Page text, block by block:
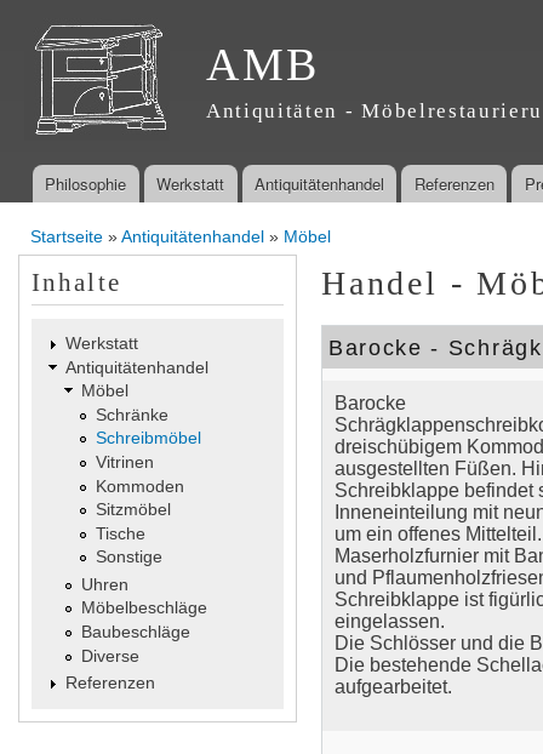
AMB
Antiquitäten -
Hauptmenü
Philosophie Werkstatt Antiquitätenhandel Referenzen
Sie sind hier
Startseite »Antiquitätenhandel » Möbel
Inhalte
Werkstatt
Antiquitätenhandel
Möbel
Schränke
Schreibmöbel
Vitrinen
Kommoden
Sitzmöbel
Tische
Sonstige
Uhren
Möbelbeschläge
Baubeschläge
Diverse
Referenzen
Handel -
Barocke -
Barocke
dreischübigem
ausgestellten Füßen.
Schreibklappe befindet
Inneneinteilung mit
um ein offenes Mittelteil.
Maserholzfurnier mit
und
Schreibklappe ist
eingelassen.
Die Schlösser und die
Die bestehende
aufgearbeitet.